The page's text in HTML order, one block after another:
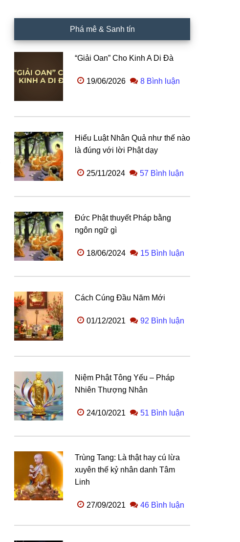
Phá mê & Sanh tín
“Giải Oan” Cho Kinh A Di Đà
19/06/2026 8 Bình luận
Hiểu Luật Nhân Quả như thế nào
là đúng với lời Phật dạy
25/11/2024 57 Bình luận
Đức Phật thuyết Pháp bằng
ngôn ngữ gì
18/06/2024 15 Bình luận
Cách Cúng Đầu Năm Mới
01/12/2021 92 Bình luận
Niệm Phật Tông Yếu – Pháp
Nhiên Thượng Nhân
24/10/2021 51 Bình luận
Trùng Tang: Là thật hay cú lừa
xuyên thế kỷ nhân danh Tâm
Linh
27/09/2021 46 Bình luận